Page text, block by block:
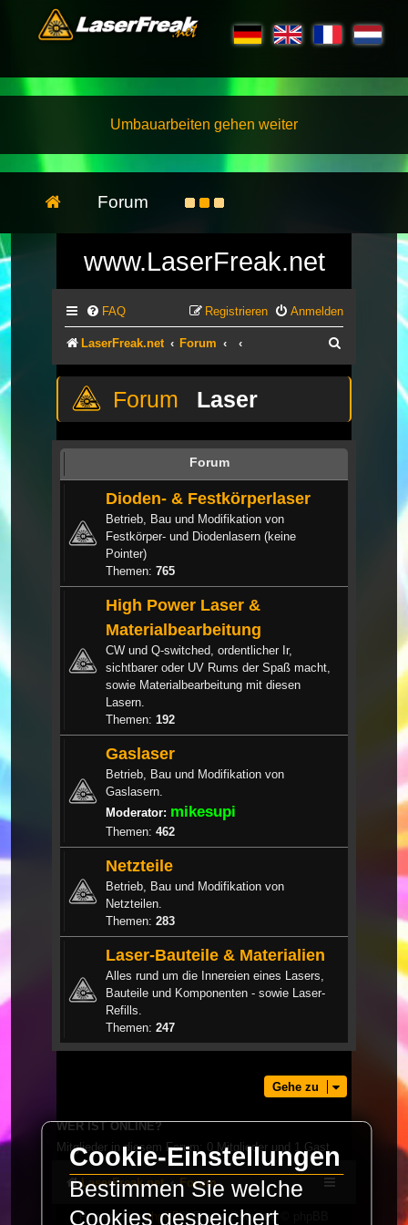
Umbauarbeiten gehen weiter
Forum
www.LaserFreak.net
FAQ Anmelden
Registrieren
LaserFreak.net Forum
Laser
Forum
Dioden- & Festkörperlaser
Betrieb, Bau und Modifikation von
Festkörper- und Diodenlasern (keine
Pointer)
Themen: 765
High Power Laser &
Materialbearbeitung
CW und Q-switched, ordentlicher Ir,
sichtbarer oder UV Rums der Spaß macht,
sowie Materialbearbeitung mit diesen
Lasern.
Themen: 192
Gaslaser
Betrieb, Bau und Modifikation von
Gaslasern.
Moderator: mikesupi
Themen: 462
Netzteile
Betrieb, Bau und Modifikation von
Netzteilen.
Themen: 283
Laser-Bauteile & Materialien
Alles rund um die Innereien eines Lasers,
Bauteile und Komponenten - sowie Laser-
Refills.
Themen: 247
Gehe zu
WER IST ONLINE?
Mitglieder in diesem Forum: 0 Mitglieder und 1 Gast
LaserFreak.net Forum
Powered byphpBB® Forum Software © phpBB
Cookie-Einstellungen
Bestimmen Sie welche
Cookies gespeichert